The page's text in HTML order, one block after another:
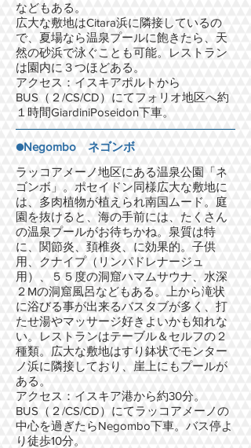
などもある。
広大な敷地はCitara浜に隣接しているの
で、夏場なら温泉プールに飽きたら、天
然の砂浜で泳ぐことも可能。レストラン
は園内に３つほどある。
アクセス：イスキアポルトから
BUS（２/CS/CD）にてフォリオ地区へ約
１時間GiardiniPoseidon下車。
●Negombo ネゴンボ
ラッコアメーノ地区にある温泉公園「ネ
ゴンボ」。ポセイドン同様広大な敷地に
は、多肉植物が植えられ南国ムード。庭
園を抜けると、海の手前には、たくさん
の温泉プールがお待ちかね。泉質は特
に、関節炎、頚椎炎、に効果的。子供
用、クナイプ（リンパドレナージュ
用）、５５度の洞窟ハマムサウナ、水深
２Mの洞窟風呂などもある。上から滝状
に浴びる事が出来るバスタブが多く、打
たせ湯やマッサージ好きよいかも知れな
い。レストランはテーブル＆セルフの２
種類。広大な敷地はすり鉢状でモンター
ノ浜に隣接しており、崖上にもプールが
ある。
アクセス：イスキア港から約30分。
BUS（２/CS/CD）にてラッコアメーノの
中心を過ぎたらNegombo下車。バス停よ
り徒歩10分。